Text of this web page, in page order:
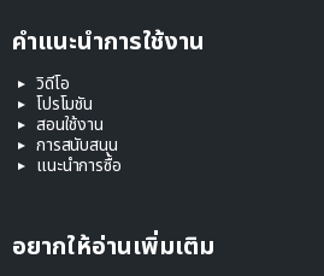
คำแนะนำการใช้งาน
วิดีโอ
โปรโมชัน
สอนใช้งาน
การสนับสนุน
แนะนำการซื้อ
อยากให้อ่านเพิ่มเติม